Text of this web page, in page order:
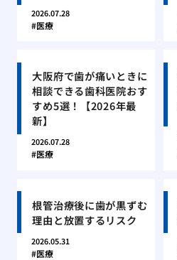
2026.07.28
医療
大阪府で歯が痛いときに
相談できる歯科医院おす
すめ5選！【2026年最
新】
2026.07.28
医療
根管治療後に歯が黒ずむ
理由と放置するリスク
2026.05.31
医療